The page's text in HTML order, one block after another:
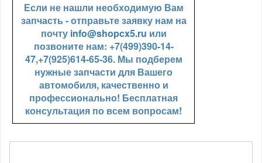
Если не нашли необходимую Вам
запчасть - отправьте заявку нам на
почту info@shopcx5.ru или
позвоните нам: +7(499)390-14-
47,+7(925)614-65-36. Мы подберем
нужные запчасти для Вашего
автомобиля, качественно и
профессионально! Бесплатная
консультация по всем вопросам!